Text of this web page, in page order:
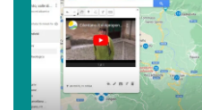
Cilento,
Vallo
di
Diano
ed
Alburni